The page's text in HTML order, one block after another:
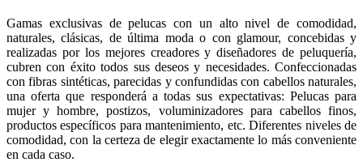
Gamas exclusivas de pelucas con un alto nivel de comodidad,
naturales, clásicas, de última moda o con glamour, concebidas y
realizadas por los mejores creadores y diseñadores de peluquería,
cubren con éxito todos sus deseos y necesidades. Confeccionadas
con fibras sintéticas, parecidas y confundidas con cabellos naturales,
una oferta que responderá a todas sus expectativas: Pelucas para
mujer y hombre, postizos, voluminizadores para cabellos finos,
productos específicos para mantenimiento, etc. Diferentes niveles de
comodidad, con la certeza de elegir exactamente lo más conveniente
en cada caso.